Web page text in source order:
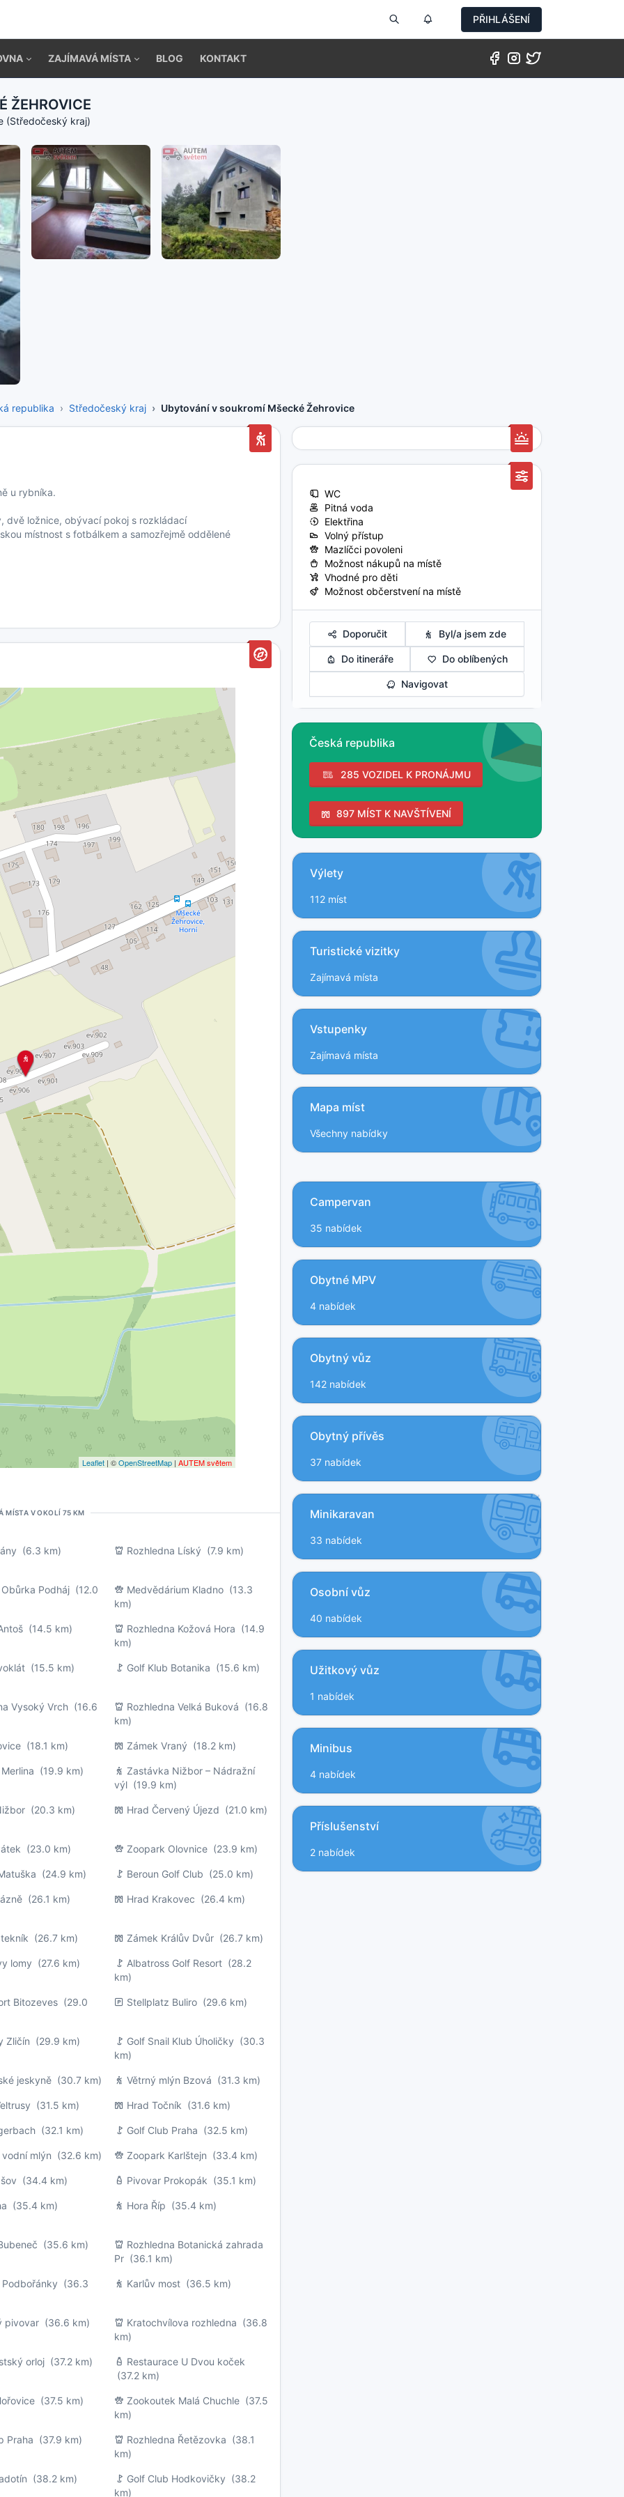
PŘIHLÁŠENÍ
ZAJÍMAVÁ MÍSTA BLOG KONTAKT
ŽEHROVICE
(Středočeský kraj)
republika Středočeský kraj Ubytování v soukromí Mšecké Žehrovice
u rybníka.
dvě ložnice, obývací pokoj s rozkládací
místnost s fotbálkem a samozřejmě oddělené
Leaflet | ©OpenStreetMap |AUTEM světem
MÍSTA V OKOLÍ 75 KM
(6.3 km) Rozhledna Líský (7.9 km)
Podháj (12.0 Medvědárium Kladno(13.3
km)
(14.5 km) Rozhledna Kožová Hora (14.9
km)
(15.5 km) Golf Klub Botanika (15.6 km)
Vysoký Vrch (16.6 Rozhledna Velká Buková (16.8
km)
(18.1 km) Zámek Vraný (18.2 km)
(19.9 km)
Zastávka Nižbor – Nádražní
výl(19.9 km)
(20.3 km) Hrad Červený Újezd (21.0 km)
(23.0 km) Zoopark Olovnice(23.9 km)
(24.9 km) Beroun Golf Club (25.0 km)
(26.1 km) Hrad Krakovec (26.4 km)
(26.7 km) Zámek Králův Dvůr(26.7 km)
lomy (27.6 km) Albatross Golf Resort(28.2
km)
Bitozeves (29.0 Stellplatz Buliro(29.6 km)
Zličín (29.9 km) Golf Snail Klub Úholičky (30.3
km)
jeskyně (30.7 km) Větrný mlýn Bzová (31.3 km)
(31.5 km) Hrad Točník (31.6 km)
(32.1 km) Golf Club Praha (32.5 km)
mlýn (32.6 km) Zoopark Karlštejn (33.4 km)
(34.4 km) Pivovar Prokopák (35.1 km)
(35.4 km) Hora Říp (35.4 km)
(35.6 km)
Rozhledna Botanická zahrada
Pr(36.1 km)
Podbořánky (36.3 Karlův most(36.5 km)
pivovar (36.6 km) Kratochvílova rozhledna (36.8
km)
orloj (37.2 km)
Restaurace U Dvou koček
(37.2 km)
(37.5 km) Zookoutek Malá Chuchle(37.5
km)
Praha (37.9 km) Rozhledna Řetězovka (38.1
km)
(38.2 km) Golf Club Hodkovičky (38.2
km)
WC
Pitná voda
Elektřina
Volný přístup
Mazlíčci povoleni
Možnost nákupů na místě
Vhodné pro děti
Možnost občerstvení na místě
Doporučit Byl/a jsem zde
Do itineráře Do oblíbených
Navigovat
Česká republika
285 VOZIDEL K PRONÁJMU
897 MÍST K NAVŠTÍVENÍ
Výlety
112 míst
Turistické vizitky
Zajímavá místa
Vstupenky
Zajímavá místa
Mapa míst
Všechny nabídky
Campervan
35 nabídek
Obytné MPV
4 nabídek
Obytný vůz
142 nabídek
Obytný přívěs
37 nabídek
Minikaravan
33 nabídek
Osobní vůz
40 nabídek
Užitkový vůz
1 nabídek
Minibus
4 nabídek
Příslušenství
2 nabídek